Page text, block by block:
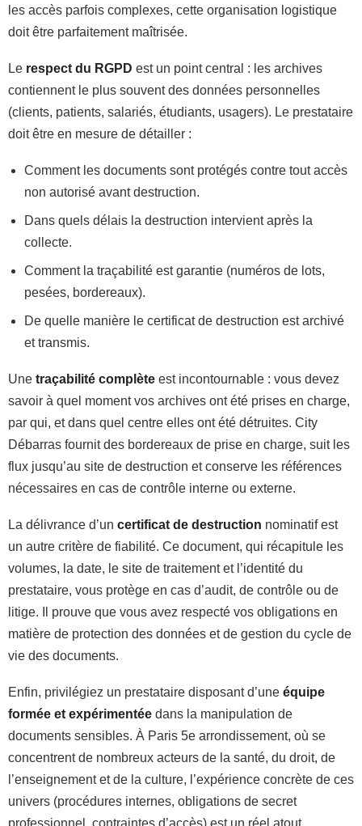
les accès parfois complexes, cette organisation logistique
doit être parfaitement maîtrisée.
Le respect du RGPD est un point central : les archives
contiennent le plus souvent des données personnelles
(clients, patients, salariés, étudiants, usagers). Le prestataire
doit être en mesure de détailler :
Comment les documents sont protégés contre tout accès
non autorisé avant destruction.
Dans quels délais la destruction intervient après la
collecte.
Comment la traçabilité est garantie (numéros de lots,
pesées, bordereaux).
De quelle manière le certificat de destruction est archivé
et transmis.
Une traçabilité complète est incontournable : vous devez
savoir à quel moment vos archives ont été prises en charge,
par qui, et dans quel centre elles ont été détruites. City
Débarras fournit des bordereaux de prise en charge, suit les
flux jusqu’au site de destruction et conserve les références
nécessaires en cas de contrôle interne ou externe.
La délivrance d’un certificat de destruction nominatif est
un autre critère de fiabilité. Ce document, qui récapitule les
volumes, la date, le site de traitement et l’identité du
prestataire, vous protège en cas d’audit, de contrôle ou de
litige. Il prouve que vous avez respecté vos obligations en
matière de protection des données et de gestion du cycle de
vie des documents.
Enfin, privilégiez un prestataire disposant d’une équipe
formée et expérimentée dans la manipulation de
documents sensibles. À Paris 5e arrondissement, où se
concentrent de nombreux acteurs de la santé, du droit, de
l’enseignement et de la culture, l’expérience concrète de ces
univers (procédures internes, obligations de secret